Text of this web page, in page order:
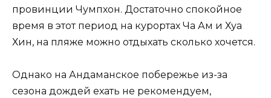
провинции Чумпхон. Достаточно спокойное
время в этот период на курортах Ча Ам и Хуа
Хин, на пляже можно отдыхать сколько хочется.
Однако на Андаманское побережье из-за
сезона дождей ехать не рекомендуем,